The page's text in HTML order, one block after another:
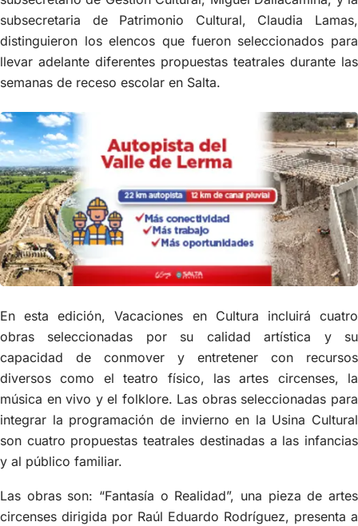
subsecretaria de Patrimonio Cultural, Claudia Lamas,
distinguieron los elencos que fueron seleccionados para
llevar adelante diferentes propuestas teatrales durante las
semanas de receso escolar en Salta.
En esta edición, Vacaciones en Cultura incluirá cuatro
obras seleccionadas por su calidad artística y su
capacidad de conmover y entretener con recursos
diversos como el teatro físico, las artes circenses, la
música en vivo y el folklore. Las obras seleccionadas para
integrar la programación de invierno en la Usina Cultural
son cuatro propuestas teatrales destinadas a las infancias
y al público familiar.
Las obras son: “Fantasía o Realidad”, una pieza de artes
circenses dirigida por Raúl Eduardo Rodríguez, presenta a